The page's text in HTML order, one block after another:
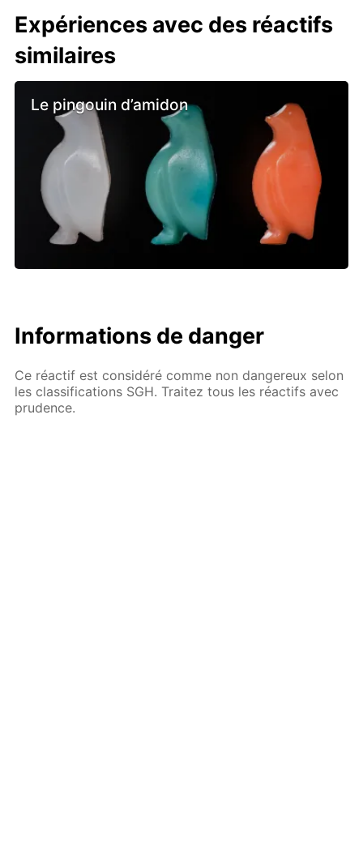
Expériences avec des réactifs
similaires
Le pingouin d’amidon
Informations de danger
Ce réactif est considéré comme non dangereux selon
les classifications SGH. Traitez tous les réactifs avec
prudence.